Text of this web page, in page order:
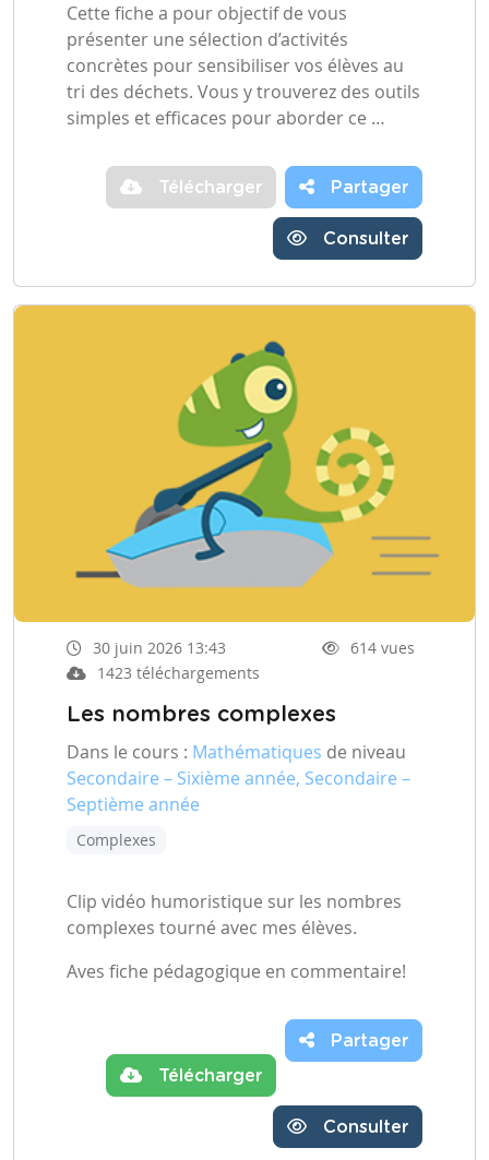
Cette fiche a pour objectif de vous
présenter une sélection d’activités
concrètes pour sensibiliser vos élèves au
tri des déchets. Vous y trouverez des outils
simples et efficaces pour aborder ce …
Télécharger Partager
Consulter
30 juin 2026 13:43
614 vues
1423 téléchargements
Les nombres complexes
Dans le cours : Mathématiques de niveau
Secondaire – Sixième année, Secondaire –
Septième année
Complexes
Clip vidéo humoristique sur les nombres
complexes tourné avec mes élèves.
Aves fiche pédagogique en commentaire!
Télécharger
Partager
Consulter